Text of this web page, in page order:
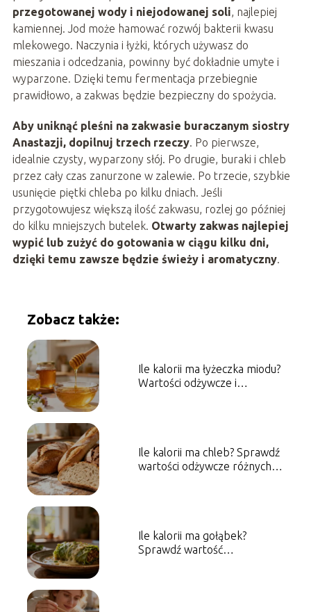
przegotowanej wody i niejodowanej soli, najlepiej
kamiennej. Jod może hamować rozwój bakterii kwasu
mlekowego. Naczynia i łyżki, których używasz do
mieszania i odcedzania, powinny być dokładnie umyte i
wyparzone. Dzięki temu fermentacja przebiegnie
prawidłowo, a zakwas będzie bezpieczny do spożycia.
Aby uniknąć pleśni na zakwasie buraczanym siostry
Anastazji, dopilnuj trzech rzeczy. Po pierwsze,
idealnie czysty, wyparzony słój. Po drugie, buraki i chleb
przez cały czas zanurzone w zalewie. Po trzecie, szybkie
usunięcie piętki chleba po kilku dniach. Jeśli
przygotowujesz większą ilość zakwasu, rozlej go później
do kilku mniejszych butelek. Otwarty zakwas najlepiej
wypić lub zużyć do gotowania w ciągu kilku dni,
dzięki temu zawsze będzie świeży i aromatyczny.
Zobacz także:
Ile kalorii ma łyżeczka miodu?
Wartości odżywcze i
Ile kalorii ma chleb? Sprawdź
wartości odżywcze różnych
Ile kalorii ma gołąbek?
Sprawdź wartość